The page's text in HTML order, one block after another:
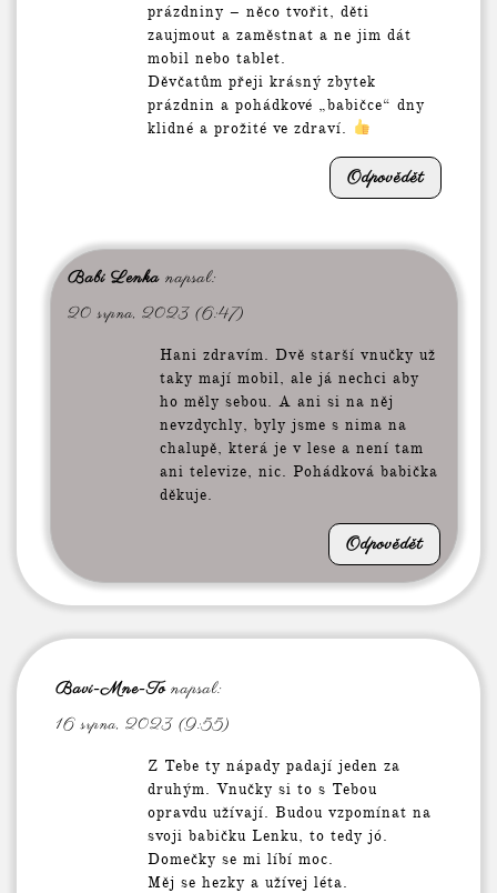
prázdniny – něco tvořit, děti
zaujmout a zaměstnat a ne jim dát
mobil nebo tablet.
Děvčatům přeji krásný zbytek
prázdnin a pohádkové „babičce“ dny
klidné a prožité ve zdraví.
Odpovědět
Babi Lenka napsal:
20 srpna, 2023 (6:47)
Hani zdravím. Dvě starší vnučky už
taky mají mobil, ale já nechci aby
ho měly sebou. A ani si na něj
nevzdychly, byly jsme s nima na
chalupě, která je v lese a není tam
ani televize, nic. Pohádková babička
děkuje.
Odpovědět
Bavi-Mne-To napsal:
16 srpna, 2023 (9:55)
Z Tebe ty nápady padají jeden za
druhým. Vnučky si to s Tebou
opravdu užívají. Budou vzpomínat na
svoji babičku Lenku, to tedy jó.
Domečky se mi líbí moc.
Měj se hezky a užívej léta.